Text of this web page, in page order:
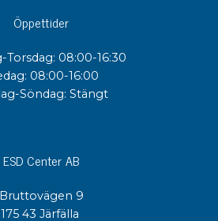
Öppettider
Torsdag: 08:00-16:30
08:00-16:00
Söndag: Stängt
ESD Center AB
Bruttovägen 9
175 43 Järfälla